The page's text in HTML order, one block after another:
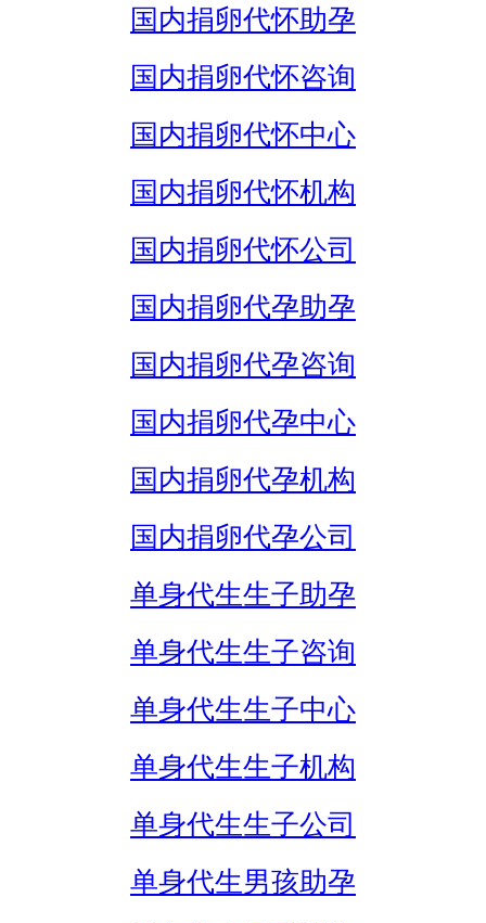
国内捐卵代怀助孕
国内捐卵代怀咨询
国内捐卵代怀中心
国内捐卵代怀机构
国内捐卵代怀公司
国内捐卵代孕助孕
国内捐卵代孕咨询
国内捐卵代孕中心
国内捐卵代孕机构
国内捐卵代孕公司
单身代生生子助孕
单身代生生子咨询
单身代生生子中心
单身代生生子机构
单身代生生子公司
单身代生男孩助孕